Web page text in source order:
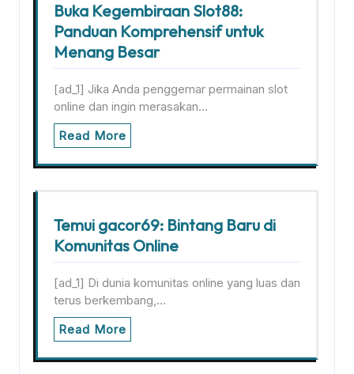
Buka Kegembiraan Slot88:
Panduan Komprehensif untuk
Menang Besar
[ad_1] Jika Anda penggemar permainan slot
online dan ingin merasakan…
Read More
Temui gacor69: Bintang Baru di
Komunitas Online
[ad_1] Di dunia komunitas online yang luas dan
terus berkembang,…
Read More